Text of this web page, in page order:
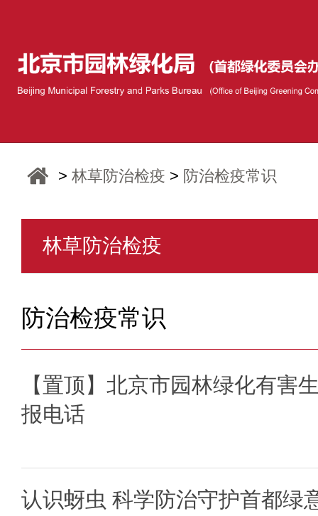
>林草防治检疫 > 防治检疫常识
林草防治检疫
防治检疫常识
【置顶】北京市园林绿化有害
报电话
认识蚜虫 科学防治守护首都绿